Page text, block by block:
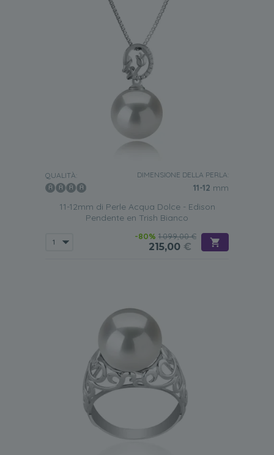
QUALITÀ: DIMENSIONE DELLA PERLA:
11-12 mm
11-12mm di Perle Acqua Dolce - Edison
Pendente en Trish Bianco
-80% 1.099,00 €
215,00 €